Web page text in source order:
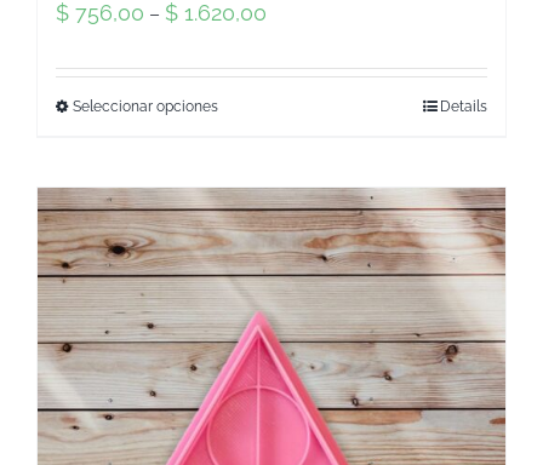
$ 756,00 – $ 1.620,00
Seleccionar opciones Details